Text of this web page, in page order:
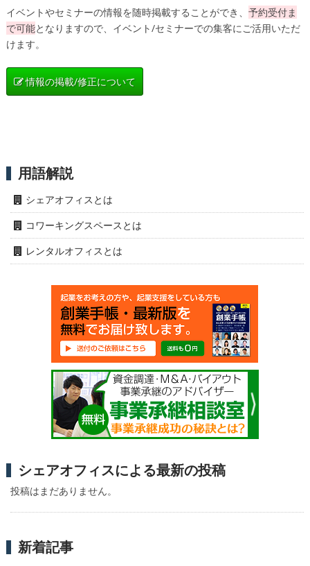
イベントやセミナーの情報を随時掲載することができ、 予約受付ま
で可能となりますので、イベント/セミナーでの集客にご活用いただ
けます。
情報の掲載/修正について
用語解説
シェアオフィスとは
コワーキングスペースとは
レンタルオフィスとは
シェアオフィスによる最新の投稿
投稿はまだありません。
新着記事